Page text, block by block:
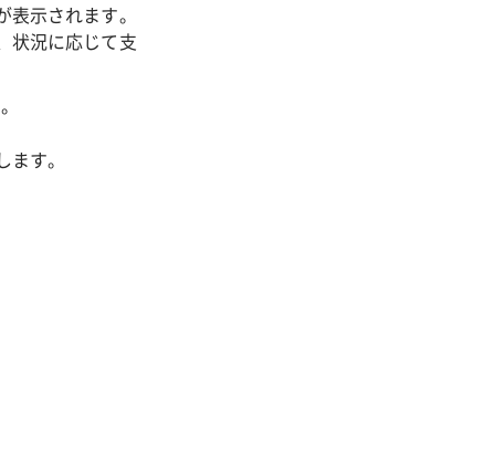
示されます。
状況に応じて支
す。